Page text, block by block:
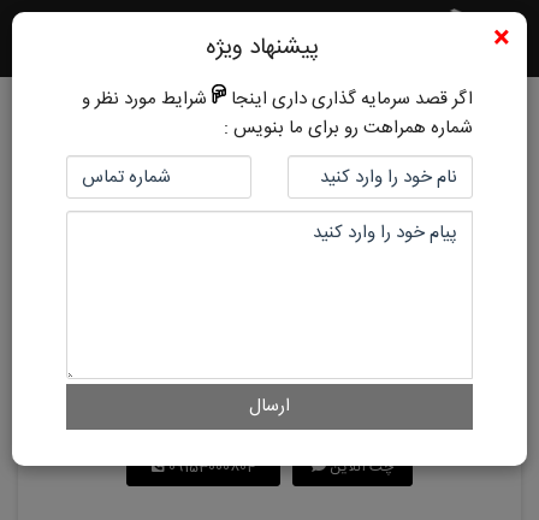
کد ملک: 3 5 سال پیش
دلاوران
هم اکنون با کارشناسان ما در ارتباط باشید
چت آنلاین 09153000804
× پیشنهاد ویژه
اگر قصد سرمایه گذاری داری اینجا
شرایط مورد نظر و
شماره همراهت رو برای ما بنویس :
ارسال